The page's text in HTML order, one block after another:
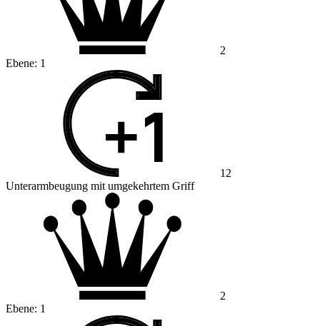
2
Ebene: 1
12
Unterarmbeugung mit umgekehrtem Griff
2
Ebene: 1